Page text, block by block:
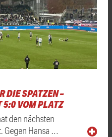
DIE SPATZEN –
5:0 VOM PLATZ
den nächsten
Gegen Hansa …